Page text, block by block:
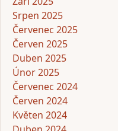
Srpen 2025
Červenec 2025
Červen 2025
Duben 2025
Únor 2025
Červenec 2024
Červen 2024
Květen 2024